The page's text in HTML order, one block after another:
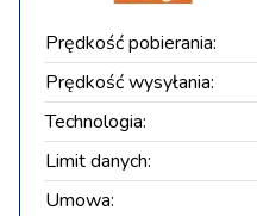
Prędkość pobierania:
Prędkość wysyłania:
Technologia:
Limit danych:
Umowa: